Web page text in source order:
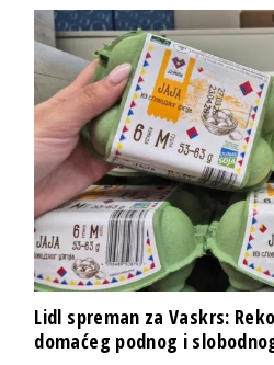
Lidl spreman za Vaskrs:
domaćeg podnog i